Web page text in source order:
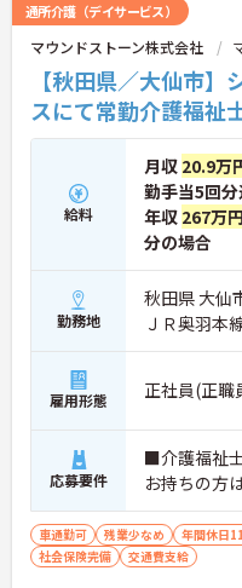
通所介護（デイサービス）
マウンドストーン株式会社
【秋田県／大仙市
スにて常勤介護福祉
給料
月収 20.9万
勤手当5回
年収 267万
分の場合
勤務地
秋田県 大仙
ＪＲ奥羽本
雇用形態 正社員(正職
応募要件
■介護福祉
お持ちの方
車通勤可 残業少なめ 年間休日
社会保険完備
交通費支給